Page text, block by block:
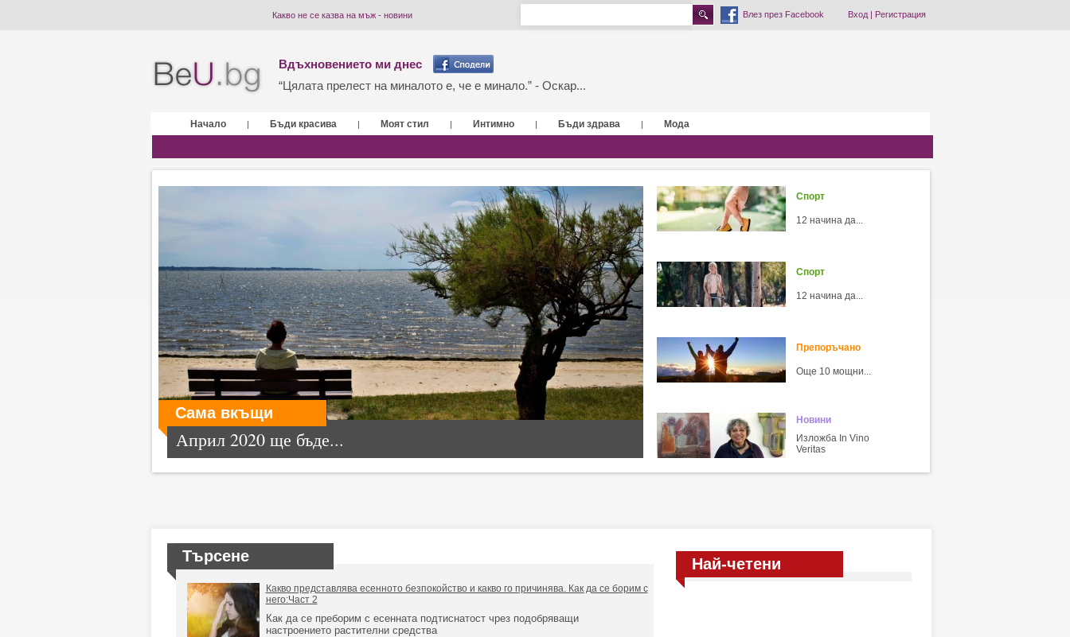
Какво не се казва на мъж - новини Влез през Facebook Вход| Регистрация
Вдъхновението ми днес
“Цялата прелест на миналото е, че е минало.” - Оскар...
Начало | Бъди красива | Моят стил | Интимно | Бъди здрава | Мода
Сама вкъщи
Април 2020 ще бъде...
Спорт
12 начина да...
Спорт
12 начина да...
Препоръчано
Още 10 мощни...
Новини
Изложба In Vino
Veritas
Търсене
Какво представлява есенното безпокойство и какво го причинява. Как да се борим с
него:Част 2
Как да се преборим с есенната подтиснатост чрез подобряващи
настроението растителни средства
Най-четени